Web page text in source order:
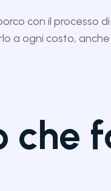
con il processo
a ogni costo,
che